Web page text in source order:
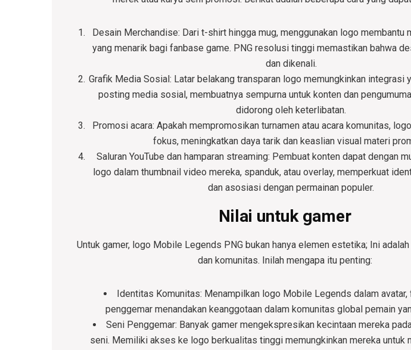
Desain Merchandise: Dari t-shirt hingga mug, menggunakan logo membantu
yang menarik bagi fanbase game. PNG resolusi tinggi memastikan bahwa
dan dikenali.
Grafik Media Sosial: Latar belakang transparan logo memungkinkan integrasi
posting media sosial, membuatnya sempurna untuk konten dan
didorong oleh keterlibatan.
Promosi acara: Apakah mempromosikan turnamen atau acara komunitas,
fokus, meningkatkan daya tarik dan keaslian visual materi
Saluran YouTube dan hamparan streaming: Pembuat konten dapat dengan
logo dalam thumbnail video mereka, spanduk, atau overlay, memperkuat
dan asosiasi dengan permainan populer.
Nilai untuk gamer
Untuk gamer, logo Mobile Legends PNG bukan hanya elemen estetika; Ini
dan komunitas. Inilah mengapa itu penting:
Identitas Komunitas: Menampilkan logo Mobile Legends dalam avatar,
penggemar menandakan keanggotaan dalam komunitas global pemain
Seni Penggemar: Banyak gamer mengekspresikan kecintaan mereka
seni. Memiliki akses ke logo berkualitas tinggi memungkinkan mereka untuk